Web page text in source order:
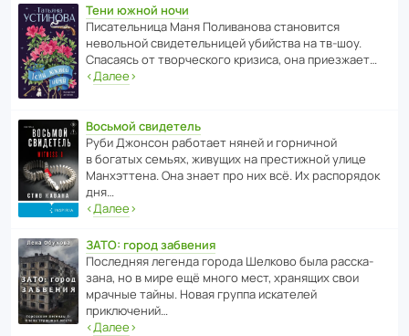
Тени южной ночи
Писа­тель­ница Маня Поли­ва­нова стано­вится
невольной свиде­тель­ницей убийства на тв-шоу.
Спасаясь от твор­че­с­кого кризиса, она приезжает…
‹Далее›
Восьмой свидетель
Руби Джонсон рабо­тает няней и горни­чной
в богатых семьях, живущих на прес­ти­жной улице
Манх­эт­тена. Она знает про них всё. Их распо­рядок
дня…
‹Далее›
ЗАТО: город забвения
После­дняя легенда города Шелково была расска­
зана, но в мире ещё много мест, хранящих свои
мрачные тайны. Новая группа иска­телей
приключений…
‹Далее›